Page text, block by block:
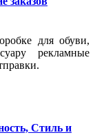
для обуви,
рекламные
Стиль и